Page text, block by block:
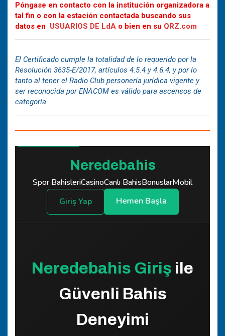
Póngase en contacto con la institución organizadora a
tal fin o con la estación contactada buscando sus
datos en USUARIOS DE LdA o bien en su QRZ.com
El Certificado cumple la totalidad de lo requerido por la
Resolución 3635-E/2017, artículos 4.5.4 y 4.6.4, y por lo
tanto al tener el Radio Club personería jurídica vigente y
ser reconocida por ENACOM es válido para ascensos de
categoría.